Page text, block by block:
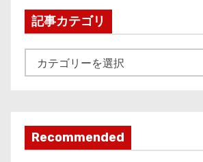
v
記事カテゴリ
事
ゴ
リ
Recommended